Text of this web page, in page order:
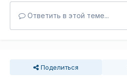
Ответить в этой теме...
Поделиться